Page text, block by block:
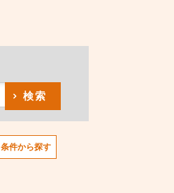
検索
条件から探す